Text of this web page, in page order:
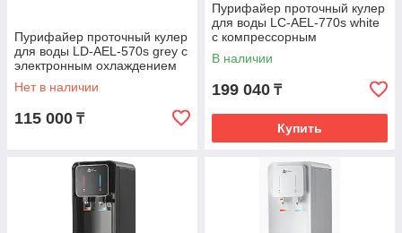
Пурифайер проточный кулер
для воды LD-AEL-570s grey с
электронным охлаждением
Нет в наличии
115 000 ₸
Пурифайер проточный кулер
для воды LC-AEL-770s white
с компрессорным
охлаждением
В наличии
199 040 ₸
Купить